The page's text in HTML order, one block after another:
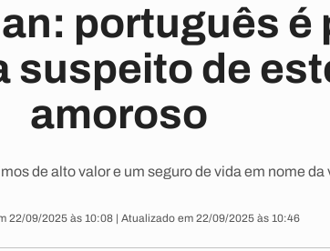
português é
suspeito de
amoroso
de alto valor e um seguro de vida em nome da
22/09/2025 às 10:08 | Atualizado em 22/09/2025 às 10:46